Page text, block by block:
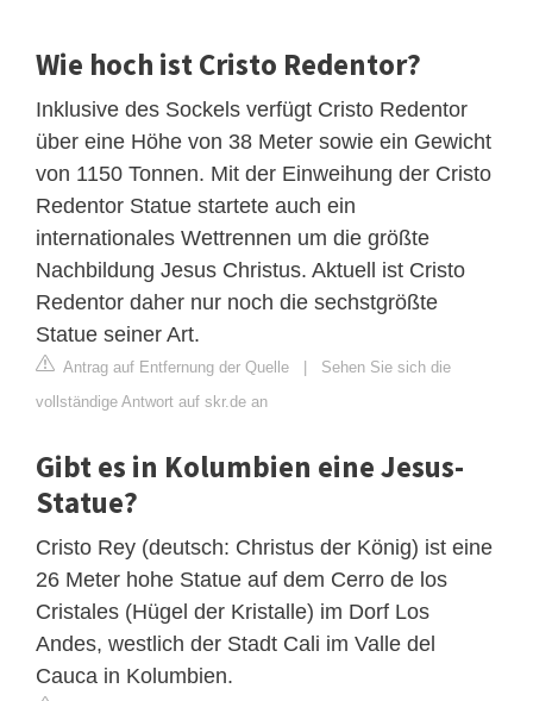
Wie hoch ist Cristo Redentor?
Inklusive des Sockels verfügt Cristo Redentor
über eine Höhe von 38 Meter sowie ein Gewicht
von 1150 Tonnen. Mit der Einweihung der Cristo
Redentor Statue startete auch ein
internationales Wettrennen um die größte
Nachbildung Jesus Christus. Aktuell ist Cristo
Redentor daher nur noch die sechstgrößte
Statue seiner Art.
Antrag auf Entfernung der Quelle | Sehen Sie sich die
vollständige Antwort auf skr.de an
Gibt es in Kolumbien eine Jesus-
Statue?
Cristo Rey (deutsch: Christus der König) ist eine
26 Meter hohe Statue auf dem Cerro de los
Cristales (Hügel der Kristalle) im Dorf Los
Andes, westlich der Stadt Cali im Valle del
Cauca in Kolumbien.